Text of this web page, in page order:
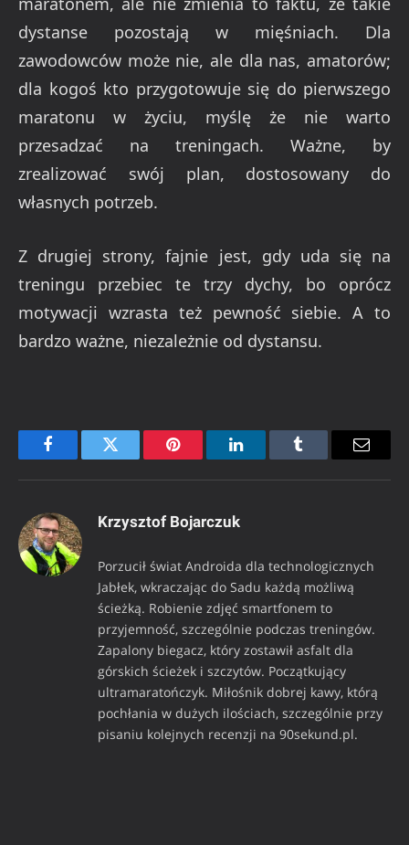
dystanse pozostają w mięśniach. Dla
zawodowców może nie, ale dla nas, amatorów;
dla kogoś kto przygotowuje się do pierwszego
maratonu w życiu, myślę że nie warto
przesadzać na treningach. Ważne, by
zrealizować swój plan, dostosowany do
własnych potrzeb.
Z drugiej strony, fajnie jest, gdy uda się na
treningu przebiec te trzy dychy, bo oprócz
motywacji wzrasta też pewność siebie. A to
bardzo ważne, niezależnie od dystansu.
FacebookTwitter Pinterest LinkedInTumblr Email
Krzysztof Bojarczuk
Porzucił świat Androida dla technologicznych
Jabłek, wkraczając do Sadu każdą możliwą
ścieżką. Robienie zdjęć smartfonem to
przyjemność, szczególnie podczas treningów.
Zapalony biegacz, który zostawił asfalt dla
górskich ścieżek i szczytów. Początkujący
ultramaratończyk. Miłośnik dobrej kawy, którą
pochłania w dużych ilościach, szczególnie przy
pisaniu kolejnych recenzji na 90sekund.pl.